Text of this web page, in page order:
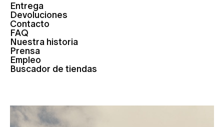
Entrega
Devoluciones
Contacto
FAQ
Nuestra historia
Prensa
Empleo
Buscador de tiendas